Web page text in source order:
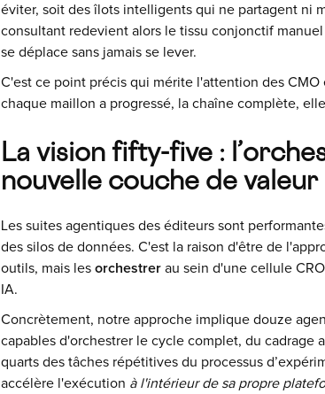
éviter, soit des îlots intelligents qui ne partagent ni
consultant redevient alors le tissu conjonctif
se déplace sans jamais se lever.
C'est ce point précis qui mérite l'attention des
chaque maillon a progressé, la chaîne complète,
La vision fifty-five :
nouvelle couche de valeur
Les suites agentiques des éditeurs sont
des silos de données. C'est la raison d'être de
outils, mais les orchestrer au sein d'une cellule
IA.
Concrètement, notre approche implique douze
capables d'orchestrer le cycle complet, du cadrage
quarts des tâches répétitives du processus
accélère l'exécution à l'intérieur de sa propre